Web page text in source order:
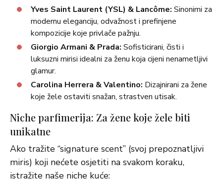
Yves Saint Laurent (YSL) & Lancôme: Sinonimi za
modernu eleganciju, odvažnost i prefinjene
kompozicije koje privlače pažnju.
Giorgio Armani & Prada: Sofisticirani, čisti i
luksuzni mirisi idealni za ženu koja cijeni nenametljivi
glamur.
Carolina Herrera & Valentino: Dizajnirani za žene
koje žele ostaviti snažan, strastven utisak.
Niche parfimerija: Za žene koje žele biti
unikatne
Ako tražite “signature scent” (svoj prepoznatljivi
miris) koji nećete osjetiti na svakom koraku,
istražite naše niche kuće: